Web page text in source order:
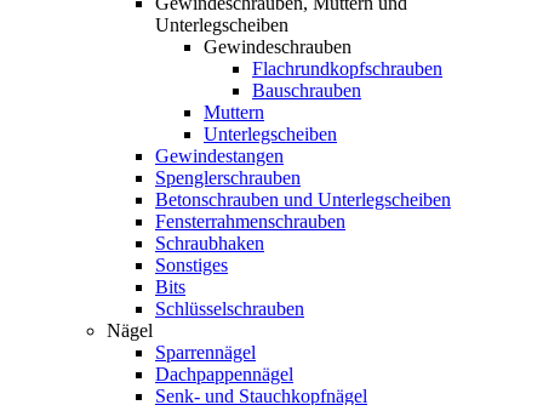
Unterlegscheiben
Gewindeschrauben
Flachrundkopfschrauben
Bauschrauben
Muttern
Unterlegscheiben
Gewindestangen
Spenglerschrauben
Betonschrauben und Unterlegscheiben
Fensterrahmenschrauben
Schraubhaken
Sonstiges
Bits
Schlüsselschrauben
Nägel
Sparrennägel
Dachpappennägel
Senk- und Stauchkopfnägel